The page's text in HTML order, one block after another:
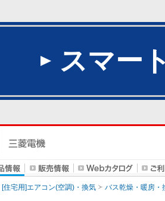
スマー
[住宅用]エアコン(空調)・換気 バス乾燥・暖房・